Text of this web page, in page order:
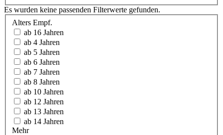
Es wurden keine passenden Filterwerte gefunden.
Alters Empf.
ab 16 Jahren
ab 4 Jahren
ab 5 Jahren
ab 6 Jahren
ab 7 Jahren
ab 8 Jahren
ab 10 Jahren
ab 12 Jahren
ab 13 Jahren
ab 14 Jahren
Mehr